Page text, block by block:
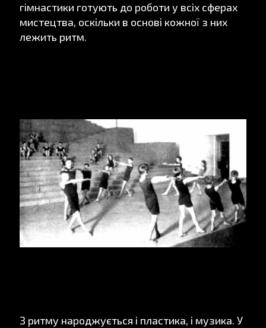
гімнастики готують до роботи у всіх сферах
мистецтва, оскільки в основі кожної з них
лежить ритм.
З ритму народжується і пластика, і музика. У